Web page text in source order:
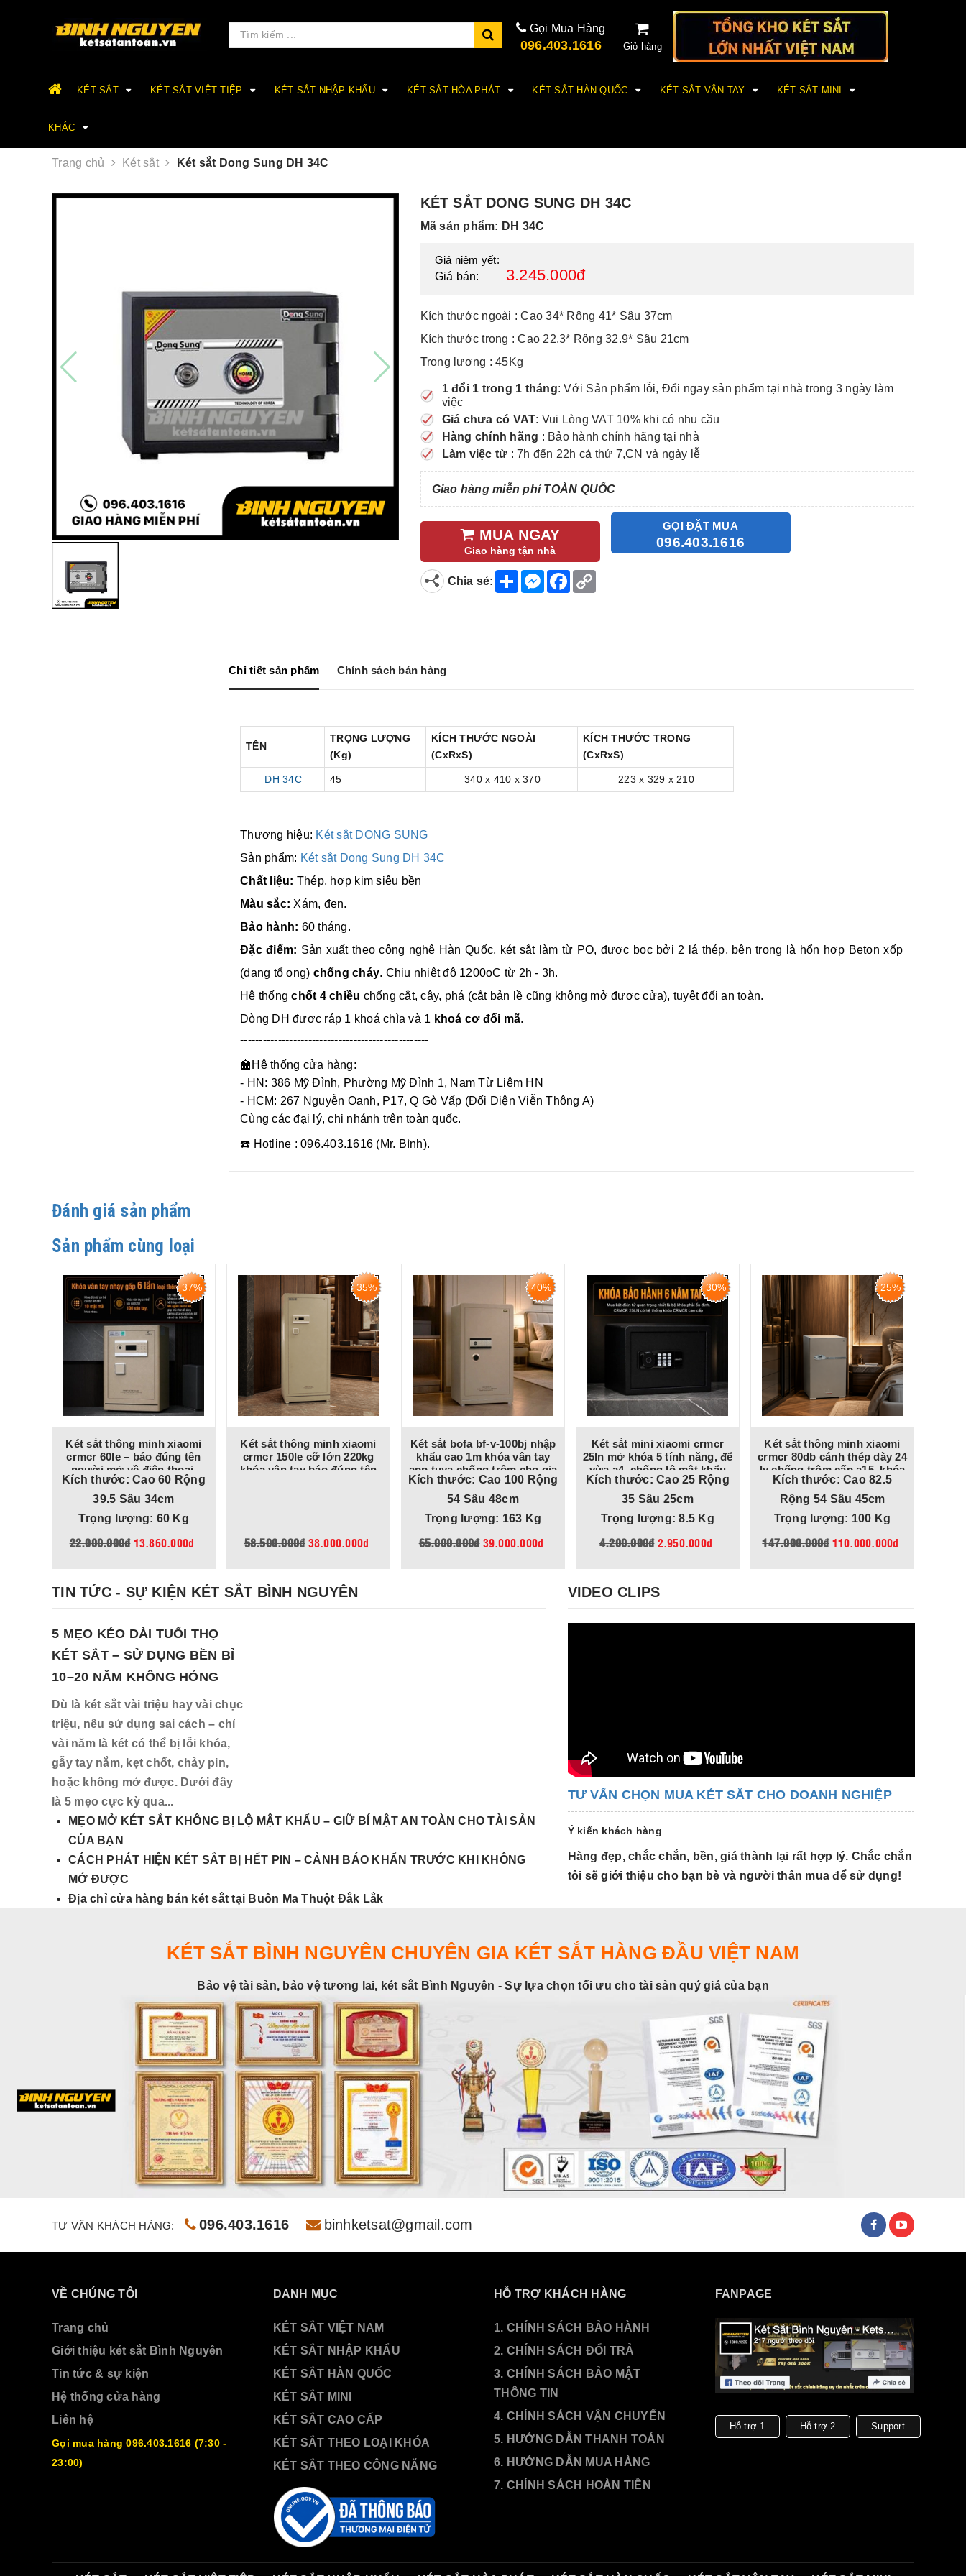
Gọi Mua Hàng
096.403.1616 Giỏ hàng
KÉT SẮT KÉT SẮT VIỆT TIỆP KÉT SẮT NHẬP KHẨU KÉT SẮT HÒA PHÁT KÉT SẮT HÀN QUỐC KÉT SẮT VÂN TAY KÉT SẮT MINI
KHÁC
Trang chủ Két sắt Két sắt Dong Sung DH 34C
KÉT SẮT DONG SUNG DH 34C
Mã sản phẩm: DH 34C
Giá niêm yết:
Giá bán:
3.245.000đ
Kích thước ngoài : Cao 34* Rộng 41* Sâu 37cm
Kích thước trong : Cao 22.3* Rộng 32.9* Sâu 21cm
Trọng lượng : 45Kg
1 đổi 1 trong 1 tháng: Với Sản phẩm lỗi, Đổi ngay sản phẩm tại nhà trong 3 ngày làm
việc
Giá chưa có VAT: Vui Lòng VAT 10% khi có nhu cầu
Hàng chính hãng : Bảo hành chính hãng tại nhà
Làm việc từ : 7h đến 22h cả thứ 7,CN và ngày lễ
Giao hàng miễn phí TOÀN QUỐC
MUA NGAY
Giao hàng tận nhà
GỌI ĐẶT MUA
096.403.1616
Chia sẻ:
S
h
M
e
F
C
Chi tiết sản phẩm
Chính sách bán hàng
TÊN
TRỌNG LƯỢNG
(Kg)
KÍCH THƯỚC NGOÀI
(CxRxS)
KÍCH THƯỚC TRONG
(CxRxS)
DH 34C 45 340 x 410 x 370 223 x 329 x 210
Thương hiệu: Két sắt DONG SUNG
Sản phẩm: Két sắt Dong Sung DH 34C
Chất liệu: Thép, hợp kim siêu bền
Màu sắc: Xám, đen.
Bảo hành: 60 tháng.
Đặc điểm: Sản xuất theo công nghệ Hàn Quốc, két sắt làm từ PO, được bọc bởi 2 lá thép, bên trong là hổn hợp Beton xốp
(dạng tổ ong) chống cháy. Chịu nhiệt độ 1200oC từ 2h - 3h.
Hệ thốngchốt 4 chiều chống cắt, cậy, phá (cắt bản lề cũng không mở được cửa), tuyệt đối an toàn.
Dòng DH được ráp 1 khoá chìa và 1 khoá cơ đổi mã.
--------------------------------------------------
🏫Hệ thống cửa hàng:
- HN: 386 Mỹ Đình, Phường Mỹ Đình 1, Nam Từ Liêm HN
- HCM: 267 Nguyễn Oanh, P17, Q Gò Vấp (Đối Diện Viễn Thông A)
Cùng các đại lý, chi nhánh trên toàn quốc.
☎️ Hotline : 096.403.1616 (Mr. Bình).
Đánh giá sản phẩm
Sản phẩm cùng loại
37%
Két sắt thông minh xiaomi
crmcr 60le – báo đúng tên
người mở về điện thoại,
chống trộm a10, 8 chế độ
cảnh báo điện thoại
Kích thước: Cao 60 Rộng
39.5 Sâu 34cm
Trọng lượng: 60 Kg
22.000.000đ 13.860.000đ
35%
Két sắt thông minh xiaomi
crmcr 150le cỡ lớn 220kg
khóa vân tay báo đúng tên
58.500.000đ 38.000.000đ
40%
Két sắt bofa bf-v-100bj nhập
khẩu cao 1m khóa vân tay
app tuya chống trộm cho gia
đình, công ty, tiệm vàng
Kích thước: Cao 100 Rộng
54 Sâu 48cm
Trọng lượng: 163 Kg
65.000.000đ 39.000.000đ
30%
Két sắt mini xiaomi crmcr
25ln mở khóa 5 tính năng, để
vừa a4, chống lộ mật khẩu
Kích thước: Cao 25 Rộng
35 Sâu 25cm
Trọng lượng: 8.5 Kg
4.200.000đ 2.950.000đ
25%
Két sắt thông minh xiaomi
crmcr 80db cánh thép dày 24
ly chống trộm cấp a15, khóa
vân tay điện tử cảnh báo
điện thoại
Kích thước: Cao 82.5
Rộng 54 Sâu 45cm
Trọng lượng: 100 Kg
147.000.000đ 110.000.000đ
TIN TỨC - SỰ KIỆN KÉT SẮT BÌNH NGUYÊN
5 MẸO KÉO DÀI TUỔI THỌ
KÉT SẮT – SỬ DỤNG BỀN BỈ
10–20 NĂM KHÔNG HỎNG
Dù là két sắt vài triệu hay vài chục
triệu, nếu sử dụng sai cách – chỉ
vài năm là két có thể bị lỗi khóa,
gẫy tay nắm, kẹt chốt, chảy pin,
hoặc không mở được. Dưới đây
là 5 mẹo cực kỳ qua...
MẸO MỞ KÉT SẮT KHÔNG BỊ LỘ MẬT KHẨU – GIỮ BÍ MẬT AN TOÀN CHO TÀI SẢN
CỦA BẠN
CÁCH PHÁT HIỆN KÉT SẮT BỊ HẾT PIN – CẢNH BÁO KHẨN TRƯỚC KHI KHÔNG
MỞ ĐƯỢC
Địa chỉ cửa hàng bán két sắt tại Buôn Ma Thuột Đắk Lắk
VIDEO CLIPS
TƯ VẤN CHỌN MUA KÉT SẮT CHO DOANH NGHIỆP
Ý kiến khách hàng
Hàng đẹp, chắc chắn, bền, giá thành lại rất hợp lý. Chắc chắn
tôi sẽ giới thiệu cho bạn bè và người thân mua để sử dụng!
KÉT SẮT BÌNH NGUYÊN CHUYÊN GIA KÉT SẮT HÀNG ĐẦU VIỆT NAM
Bảo vệ tài sản, bảo vệ tương lai, két sắt Bình Nguyên - Sự lựa chọn tối ưu cho tài sản quý giá của bạn
TƯ VẤN KHÁCH HÀNG: 096.403.1616 binhketsat@gmail.com
VỀ CHÚNG TÔI
Trang chủ
Giới thiệu két sắt Bình Nguyên
Tin tức & sự kiện
Hệ thống cửa hàng
Liên hệ
Gọi mua hàng 096.403.1616 (7:30 -
23:00)
DANH MỤC
KÉT SẮT VIỆT NAM
KÉT SẮT NHẬP KHẨU
KÉT SẮT HÀN QUỐC
KÉT SẮT MINI
KÉT SẮT CAO CẤP
KÉT SẮT THEO LOẠI KHÓA
KÉT SẮT THEO CÔNG NĂNG
HỖ TRỢ KHÁCH HÀNG
1. CHÍNH SÁCH BẢO HÀNH
2. CHÍNH SÁCH ĐỔI TRẢ
3. CHÍNH SÁCH BẢO MẬT
THÔNG TIN
4. CHÍNH SÁCH VẬN CHUYỂN
5. HƯỚNG DẪN THANH TOÁN
6. HƯỚNG DẪN MUA HÀNG
7. CHÍNH SÁCH HOÀN TIỀN
FANPAGE
Hỗ trợ 1 Hỗ trợ 2 Support